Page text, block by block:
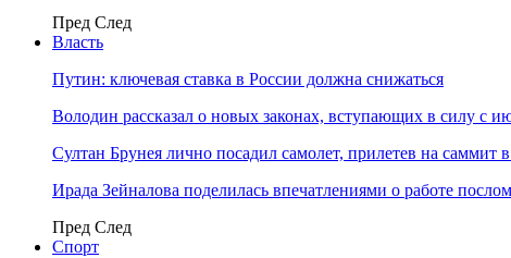
Пред След
Власть
Путин: ключевая ставка в России должна снижаться
Володин рассказал о новых законах, вступающих в силу с
Султан Брунея лично посадил самолет, прилетев на саммит в
Ирада Зейналова поделилась впечатлениями о работе послом
Пред След
Спорт